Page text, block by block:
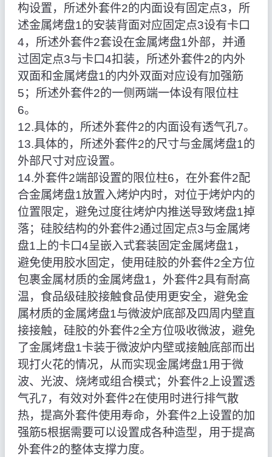
构设置，所述外套件2的内面设有固定点3，所
述金属烤盘1的安装背面对应固定点3设有卡口
4，所述外套件2套设在金属烤盘1外部，并通
过固定点3与卡口4扣装，所述外套件2的内外
双面和金属烤盘1的内外双面对应设有加强筋
5；所述外套件2的一侧两端一体设有限位柱
6。
12.具体的，所述外套件2的内面设有透气孔7。
13.具体的，所述外套件2的尺寸与金属烤盘1的
外部尺寸对应设置。
14.外套件2端部设置的限位柱6，在外套件2配
合金属烤盘1放置入烤炉内时，对位于烤炉内的
位置限定，避免过度往烤炉内推送导致烤盘1掉
落；硅胶结构的外套件2通过固定点3与金属烤
盘1上的卡口4呈嵌入式套装固定金属烤盘1，
避免使用胶水固定，使用硅胶的外套件2全方位
包裹金属材质的金属烤盘1，外套件2具有耐高
温，食品级硅胶接触食品使用更安全，避免金
属材质的金属烤盘1与微波炉底部及四周内壁直
接接触，硅胶的外套件2全方位吸收微波，避免
了金属烤盘1卡装于微波炉内壁或接触底部而出
现打火花的情况，从而实现金属烤盘1用于微
波、光波、烧烤或组合模式；外套件2上设置透
气孔7，有效对外套件2在使用时进行排气散
热，提高外套件使用寿命，外套件2上设置的加
强筋5根据需要可以设置成各种造型，用于提高
外套件2的整体支撑力度。